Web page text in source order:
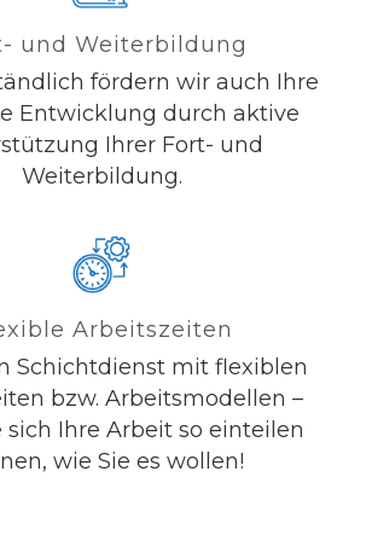
und Weiterbildung
fördern wir auch Ihre
Entwicklung durch aktive
Ihrer Fort- und
Weiterbildung.
Arbeitszeiten
Schichtdienst mit flexiblen
bzw. Arbeitsmodellen –
sich Ihre Arbeit so einteilen
wie Sie es wollen!